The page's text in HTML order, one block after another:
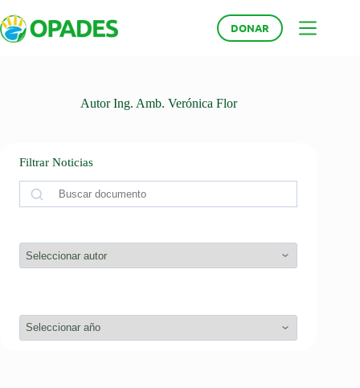
al
contenido
DONAR
AutorIng. Amb. Verónica Flor
Filtrar Noticias
Buscar